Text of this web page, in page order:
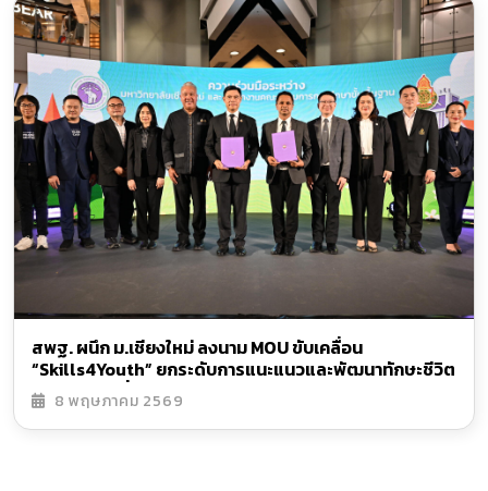
สพฐ. ผนึก ม.เชียงใหม่ ลงนาม MOU ขับเคลื่อน
“Skills4Youth” ยกระดับการแนะแนวและพัฒนาทักษะชีวิต
นักเรียนไทยทั่วประเทศ
8 พฤษภาคม 2569